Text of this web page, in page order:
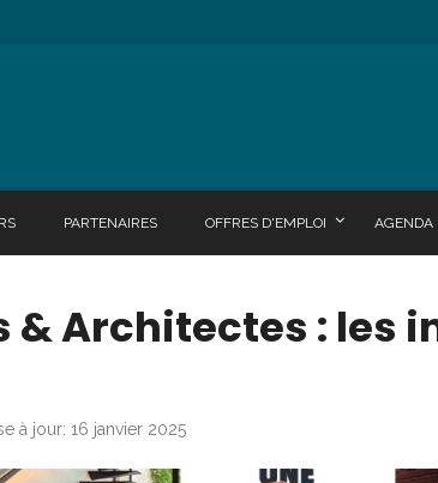
PARTENAIRES OFFRES D'EMPLOI AGENDA
& Architectes : les
à jour: 16 janvier 2025